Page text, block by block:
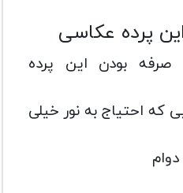
پرده عکاسی
صرفه بودن این پرده
احتیاج به نور خیلی